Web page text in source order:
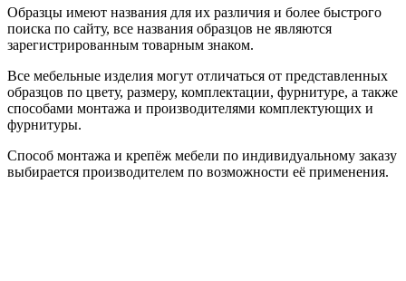
Образцы имеют названия для их различия и более быстрого
поиска по сайту, все названия образцов не являются
зарегистрированным товарным знаком.
Все мебельные изделия могут отличаться от представленных
образцов по цвету, размеру, комплектации, фурнитуре, а также
способами монтажа и производителями комплектующих и
фурнитуры.
Способ монтажа и крепёж мебели по индивидуальному заказу
выбирается производителем по возможности её применения.